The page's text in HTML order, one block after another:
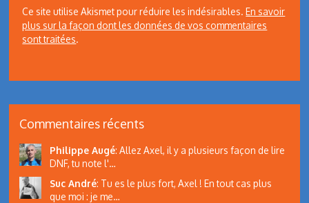
Ce site utilise Akismet pour réduire les indésirables.En savoir
plus sur la façon dont les données de vos commentaires
sont traitées.
Commentaires récents
Philippe Augé: Allez Axel, il y a plusieurs façon de lire
DNF, tu note l'…
Suc André: Tu es le plus fort, Axel ! En tout cas plus
que moi : je me…